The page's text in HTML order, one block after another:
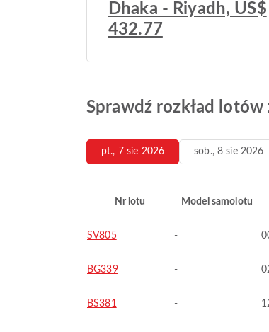
Dhaka - Riyadh, US$
432.77
Sprawdź rozkład
pt., 7 sie 2026 sob., 8 sie 2026
Nr lotu Model samolotu
SV805 -
BG339 -
BS381 -